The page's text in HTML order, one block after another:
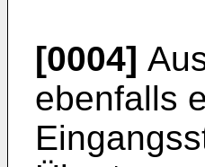
[0004]
ebenfalls